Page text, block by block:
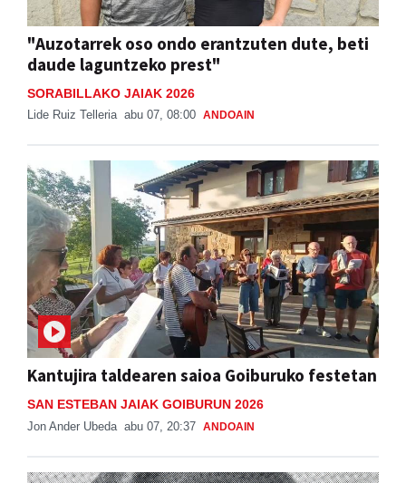
"Auzotarrek oso ondo erantzuten dute, beti
daude laguntzeko prest"
SORABILLAKO JAIAK 2026
Lide Ruiz Telleria abu 07, 08:00 ANDOAIN
Kantujira taldearen saioa Goiburuko festetan
SAN ESTEBAN JAIAK GOIBURUN 2026
Jon Ander Ubeda abu 07, 20:37 ANDOAIN